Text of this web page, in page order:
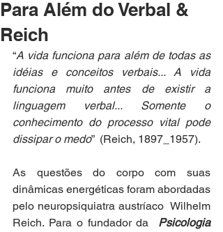
Para Além do Verbal &
Reich
“A vida funciona para além de todas as
idéias e conceitos verbais... A vida
funciona muito antes de existir a
linguagem verbal... Somente o
conhecimento do processo vital pode
dissipar o medo”  (Reich, 1897_1957).
As questões do corpo com suas
dinâmicas energéticas foram abordadas
pelo neuropsiquiatra austríaco  Wilhelm
Reich. Para o fundador da Psicologia